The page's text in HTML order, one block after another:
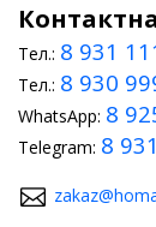
Тел.: 8 931
Тел.: 8 930
WhatsApp: 8
Telegram: 8